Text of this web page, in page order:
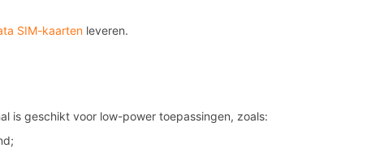
SIM-kaarten leveren.
is geschikt voor low-power toepassingen, zoals: